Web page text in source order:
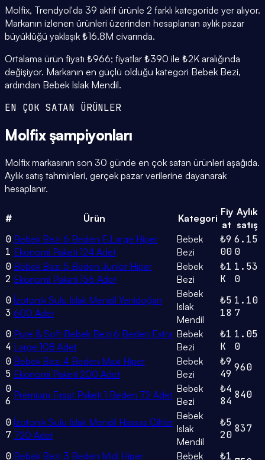
Molfix, Trendyol'da 39 aktif ürünle 2 farklı kategoride yer alıyor.
Markanın izlenen ürünleri üzerinden hesaplanan aylık pazar
büyüklüğü yaklaşık ₺16.8M civarında.
Ortalama ürün fiyatı ₺966; fiyatlar ₺390 ile ₺2K aralığında
değişiyor. Markanın en güçlü olduğu kategori Bebek Bezi,
ardından Bebek Islak Mendil.
EN ÇOK SATAN ÜRÜNLER
Molfix şampiyonları
Molfix markasının son 30 günde en çok satan ürünleri aşağıda.
Aylık satış tahminleri, gerçek pazar verilerine dayanarak
hesaplanır.
# Ürün Kategori
Fiy
at
Aylık
satış
0
1
Bebek Bezi 6 Beden E.Large Hiper
Ekonomi Paketi 124 Adet
Bebek
Bezi
₺9
00
6.15
0
0
2
Bebek Bezi 5 Beden Junior Hiper
Ekonomi Paketi 156 Adet
Bebek
Bezi
₺1
K
1.53
0
0
3
İzotonik Sulu Islak Mendil Yenidoğan
600 Adet
Bebek
Islak
Mendil
₺5
18
1.10
7
0
4
Pure & Soft Bebek Bezi 6 Beden Extra
Large 108 Adet
Bebek
Bezi
₺1
K
1.05
0
0
5
Bebek Bezi 4 Beden Maxi Hiper
Ekonomi Paketi 200 Adet
Bebek
Bezi
₺9
49
960
0
6 Premium Fırsat Paketi 1 Beden 72 Adet
Bebek
Bezi
₺4
84
840
0
7
İzotonik Sulu Islak Mendil Hassas Ciltler
720 Adet
Bebek
Islak
Mendil
₺5
20
837
0 Bebek Bezi 3 Beden Midi Hiper Bebek ₺1